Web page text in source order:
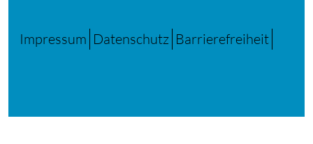
Impressum Datenschutz Barrierefreiheit